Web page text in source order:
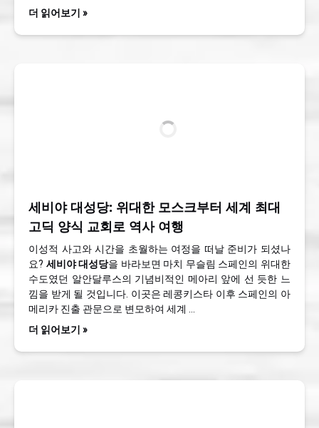
더 읽어보기 »
세비야 대성당: 위대한 모스크부터 세계 최대
고딕 양식 교회로 역사 여행
이성적 사고와 시간을 초월하는 여정을 떠날 준비가 되셨나
요? 세비야 대성당을 바라보면 마치 무슬림 스페인의 위대한
수도였던 알안달루스의 기념비적인 메아리 앞에 선 듯한 느
낌을 받게 될 것입니다. 이곳은 레콩키스타 이후 스페인의 아
메리카 진출 관문으로 변모하여 세계 …
더 읽어보기 »